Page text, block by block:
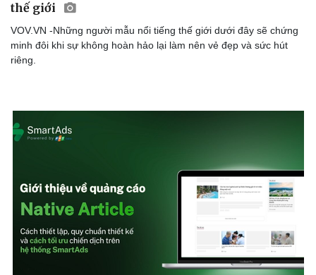
thế giới
VOV.VN -Những người mẫu nổi tiếng thế giới dưới đây sẽ chứng
minh đôi khi sự không hoàn hảo lại làm nên vẻ đẹp và sức hút
riêng.